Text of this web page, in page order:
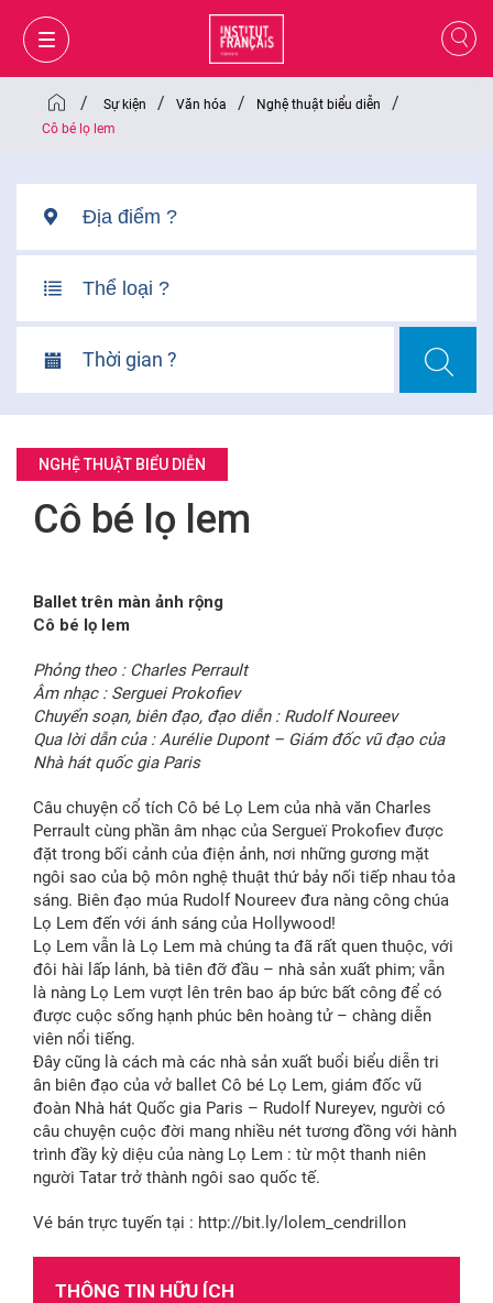
GIỎ HÀNG ĐĂNG NHẬP
/ Sự kiện / Văn hóa / Nghệ thuật biểu diễn /
Cô bé lọ lem
Thời gian ?
NGHỆ THUẬT BIỂU DIỄN
Cô bé lọ lem
Ballet trên màn ảnh rộng
Cô bé lọ lem
Phỏng theo : Charles Perrault
Âm nhạc : Serguei Prokofiev
Chuyển soạn, biên đạo, đạo diễn : Rudolf Noureev
Qua lời dẫn của : Aurélie Dupont – Giám đốc vũ đạo của
Nhà hát quốc gia Paris
Câu chuyện cổ tích Cô bé Lọ Lem của nhà văn Charles
Perrault cùng phần âm nhạc của Sergueï Prokofiev được
đặt trong bối cảnh của điện ảnh, nơi những gương mặt
ngôi sao của bộ môn nghệ thuật thứ bảy nối tiếp nhau tỏa
sáng. Biên đạo múa Rudolf Noureev đưa nàng công chúa
Lọ Lem đến với ánh sáng của Hollywood!
Lọ Lem vẫn là Lọ Lem mà chúng ta đã rất quen thuộc, với
đôi hài lấp lánh, bà tiên đỡ đầu – nhà sản xuất phim; vẫn
là nàng Lọ Lem vượt lên trên bao áp bức bất công để có
được cuộc sống hạnh phúc bên hoàng tử – chàng diễn
viên nổi tiếng.
Đây cũng là cách mà các nhà sản xuất buổi biểu diễn tri
ân biên đạo của vở ballet Cô bé Lọ Lem, giám đốc vũ
đoàn Nhà hát Quốc gia Paris – Rudolf Nureyev, người có
câu chuyện cuộc đời mang nhiều nét tương đồng với hành
trình đầy kỳ diệu của nàng Lọ Lem : từ một thanh niên
người Tatar trở thành ngôi sao quốc tế.
Vé bán trực tuyến tại : http://bit.ly/lolem_cendrillon
THÔNG TIN HỮU ÍCH